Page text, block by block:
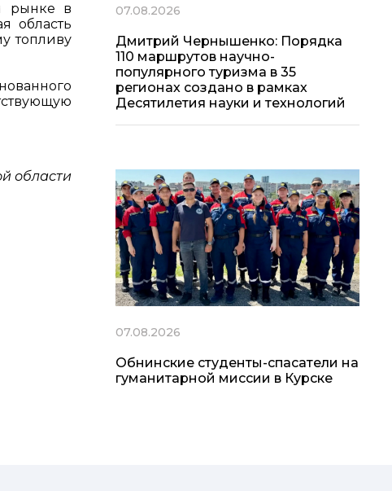
рынке в
область
топливу
области
07.08.2026
Дмитрий Чернышенко: Порядка
110 маршрутов научно-
популярного туризма в 35
регионах создано в рамках
Десятилетия науки и технологий
07.08.2026
Обнинские студенты-спасатели на
гуманитарной миссии в Курске